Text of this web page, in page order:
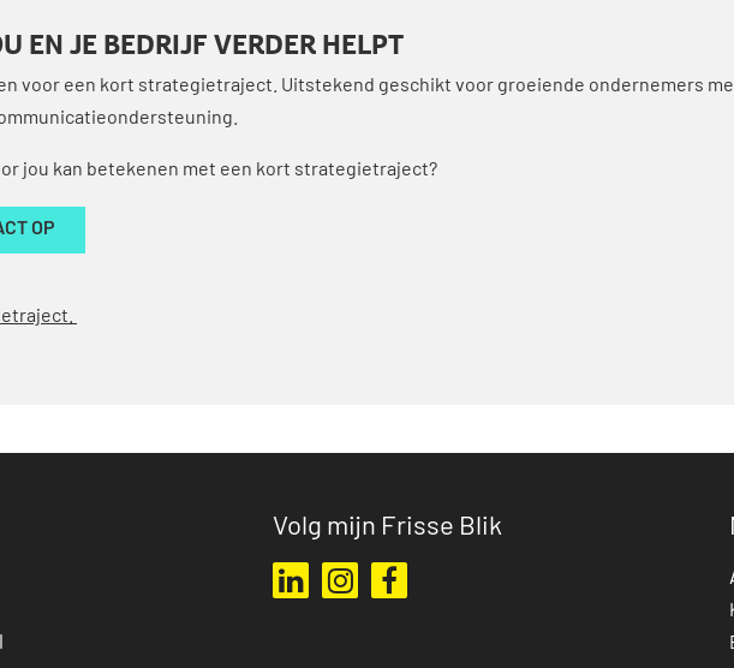
EN JE BEDRIJF VERDER HELPT
voor een kort strategietraject. Uitstekend geschikt voor groeiende ondernemers
jou kan betekenen met een kort strategietraject?
OP
Volg mijn Frisse Blik
Ga naar mijn LinkedIn profiel
Ga naar mijn Instagram profiel